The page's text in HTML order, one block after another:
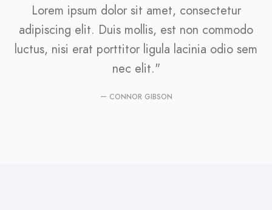
Lorem ipsum dolor sit amet, consectetur
adipiscing elit. Duis mollis, est non commodo
luctus, nisi erat porttitor ligula lacinia odio sem
nec elit."
CONNOR GIBSON